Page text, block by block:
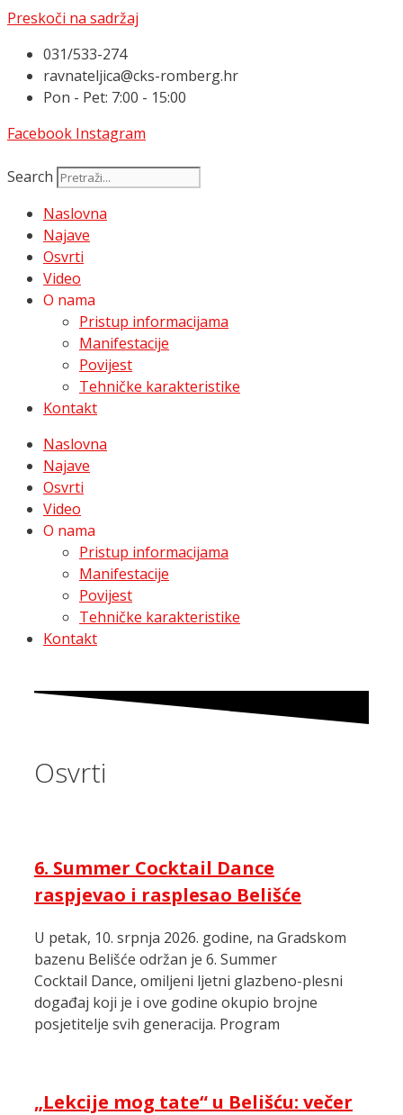
Preskoči na sadržaj
031/533-274
ravnateljica@cks-romberg.hr
Pon - Pet: 7:00 - 15:00
Facebook Instagram
Search
Naslovna
Najave
Osvrti
Video
O nama
Pristup informacijama
Manifestacije
Povijest
Tehničke karakteristike
Kontakt
Naslovna
Najave
Osvrti
Video
O nama
Pristup informacijama
Manifestacije
Povijest
Tehničke karakteristike
Kontakt
Osvrti
6. Summer Cocktail Dance
raspjevao i rasplesao Belišće
U petak, 10. srpnja 2026. godine, na Gradskom
bazenu Belišće održan je 6. Summer
Cocktail Dance, omiljeni ljetni glazbeno-plesni
događaj koji je i ove godine okupio brojne
posjetitelje svih generacija. Program
„Lekcije mog tate“ u Belišću: večer